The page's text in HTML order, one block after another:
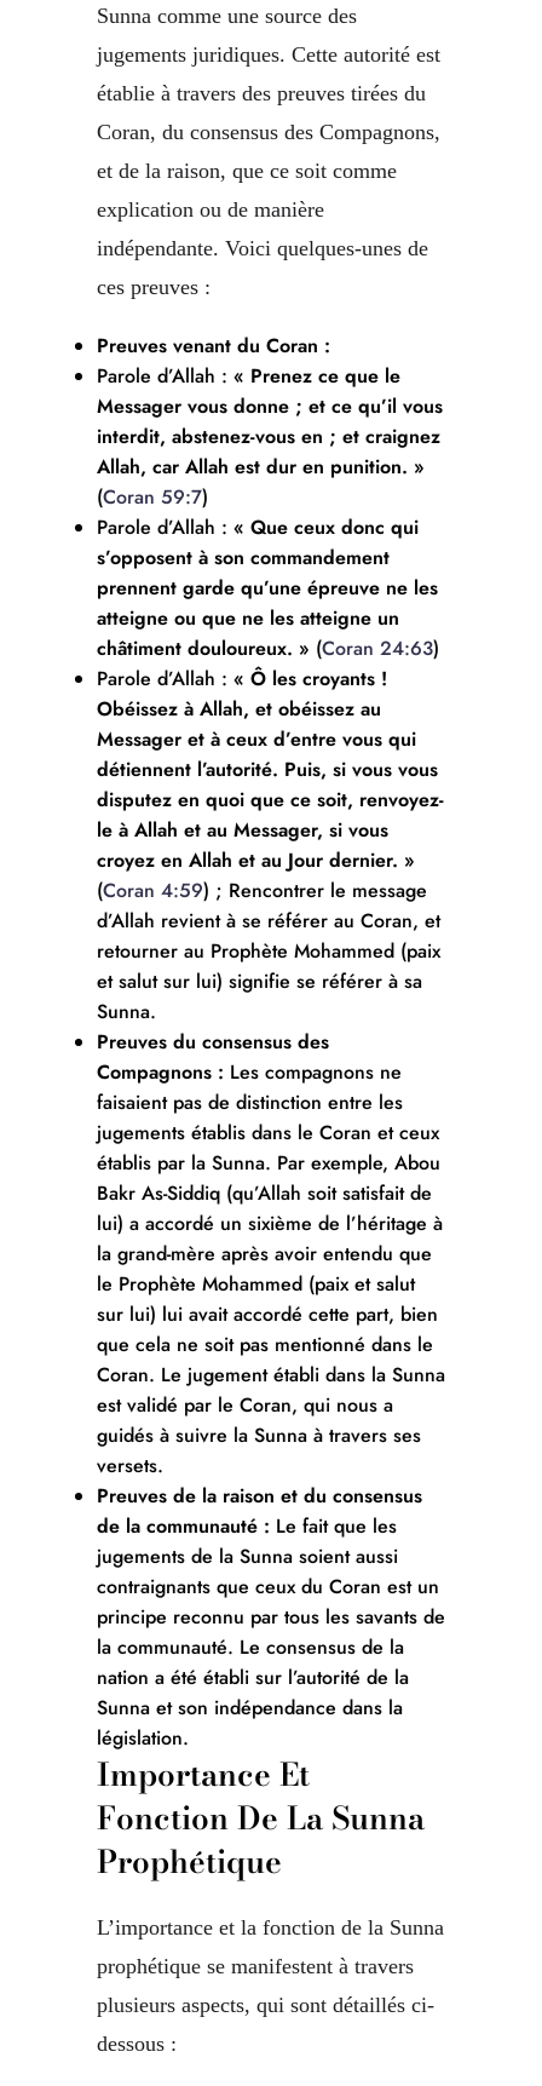
Sunna comme une source des
jugements juridiques. Cette autorité est
établie à travers des preuves tirées du
Coran, du consensus des Compagnons,
et de la raison, que ce soit comme
explication ou de manière
indépendante. Voici quelques-unes de
ces preuves :
Preuves venant du Coran :
Parole d’Allah : « Prenez ce que le
Messager vous donne ; et ce qu’il vous
interdit, abstenez-vous en ; et craignez
Allah, car Allah est dur en punition. »
(Coran 59:7)
Parole d’Allah : « Que ceux donc qui
s’opposent à son commandement
prennent garde qu’une épreuve ne les
atteigne ou que ne les atteigne un
châtiment douloureux. » (Coran 24:63)
Parole d’Allah : « Ô les croyants !
Obéissez à Allah, et obéissez au
Messager et à ceux d’entre vous qui
détiennent l’autorité. Puis, si vous vous
disputez en quoi que ce soit, renvoyez-
le à Allah et au Messager, si vous
croyez en Allah et au Jour dernier. »
(Coran 4:59) ; Rencontrer le message
d’Allah revient à se référer au Coran, et
retourner au Prophète Mohammed (paix
et salut sur lui) signifie se référer à sa
Sunna.
Preuves du consensus des
Compagnons : Les compagnons ne
faisaient pas de distinction entre les
jugements établis dans le Coran et ceux
établis par la Sunna. Par exemple, Abou
Bakr As-Siddiq (qu’Allah soit satisfait de
lui) a accordé un sixième de l’héritage à
la grand-mère après avoir entendu que
le Prophète Mohammed (paix et salut
sur lui) lui avait accordé cette part, bien
que cela ne soit pas mentionné dans le
Coran. Le jugement établi dans la Sunna
est validé par le Coran, qui nous a
guidés à suivre la Sunna à travers ses
versets.
Preuves de la raison et du consensus
de la communauté : Le fait que les
jugements de la Sunna soient aussi
contraignants que ceux du Coran est un
principe reconnu par tous les savants de
la communauté. Le consensus de la
nation a été établi sur l’autorité de la
Sunna et son indépendance dans la
législation.
Importance Et
Fonction De La Sunna
Prophétique
L’importance et la fonction de la Sunna
prophétique se manifestent à travers
plusieurs aspects, qui sont détaillés ci-
dessous :